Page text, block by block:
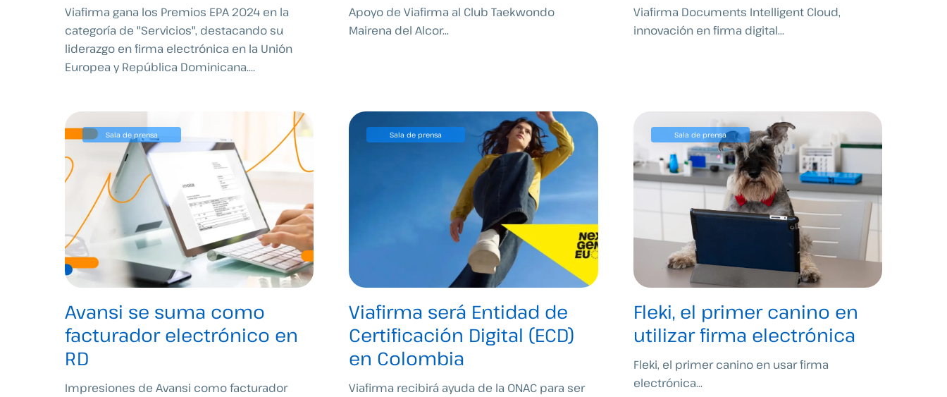
Viafirma gana los Premios EPA 2024 en la
categoría de "Servicios", destacando su
liderazgo en firma electrónica en la Unión
Europea y República Dominicana....
Apoyo de Viafirma al Club Taekwondo
Mairena del Alcor...
Viafirma Documents Intelligent Cloud,
innovación en firma digital...
Avansi se suma como
facturador electrónico en
RD
Sala de prensa
Impresiones de Avansi como facturador
Viafirma será Entidad de
Certificación Digital (ECD)
en Colombia
Sala de prensa
Viafirma recibirá ayuda de la ONAC para ser
Fleki, el primer canino en
utilizar firma electrónica
Sala de prensa
Fleki, el primer canino en usar firma
electrónica...